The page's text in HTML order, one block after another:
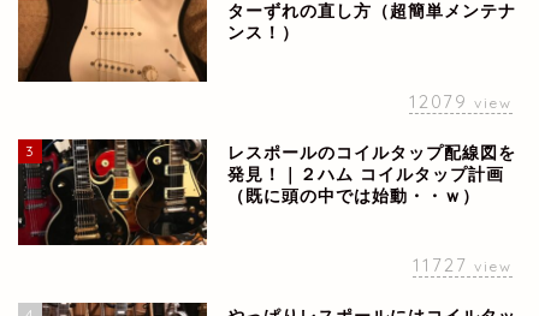
ターずれの直し方（超簡単メンテナ
ンス！）
12079 view
3
レスポールのコイルタップ配線図を
発見！｜２ハム コイルタップ計画
（既に頭の中では始動・・ｗ）
11727 view